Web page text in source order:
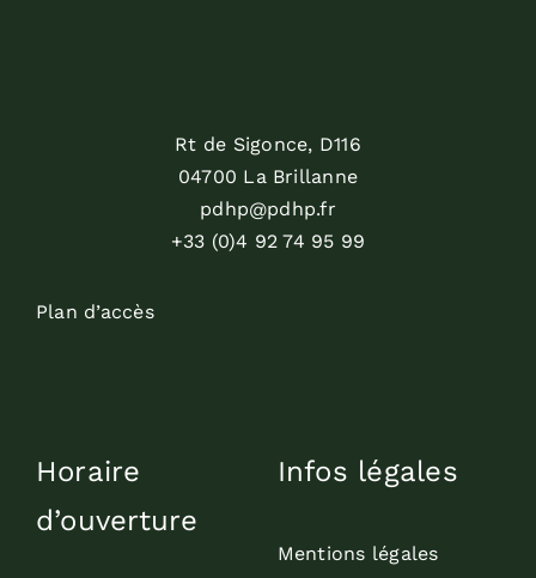
Rt de Sigonce, D116
04700 La Brillanne
pdhp@pdhp.fr
+33 (0)4 92 74 95 99
Plan d’accès
Horaire
d’ouverture
Infos légales
Mentions légales